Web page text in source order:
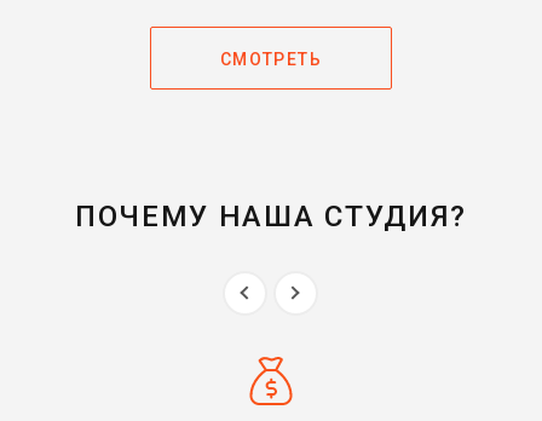
СМОТРЕТЬ
ПОЧЕМУ НАША СТУДИЯ?